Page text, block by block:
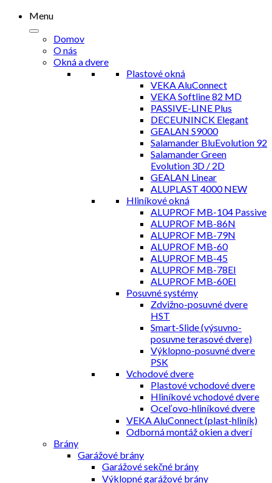
Menu
Domov
O nás
Okná a dvere
Plastové okná
VEKA AluConnect
VEKA Softline 82 MD
PASSIVE-LINE Plus
DECEUNINCK Elegant
GEALAN S9000
Salamander BluEvolution 92
Salamander Green
Evolution 3D / 2D
GEALAN Linear
ALUPLAST 4000 NEW
Hliníkové okná
ALUPROF MB-104 Passive
ALUPROF MB-86N
ALUPROF MB-79N
ALUPROF MB-60
ALUPROF MB-45
ALUPROF MB-78EI
ALUPROF MB-60EI
Posuvné systémy
Zdvižno-posuvné dvere
HST
Smart-Slide (výsuvno-
posuvne terasové dvere)
Výklopno-posuvné dvere
PSK
Vchodové dvere
Plastové vchodové dvere
Hliníkové vchodové dvere
Oceľovo-hliníkové dvere
VEKA AluConnect (plast-hliník)
Odborná montáž okien a dverí
Brány
Garážové brány
Garážové sekčné brány
Výklopné garážové brány